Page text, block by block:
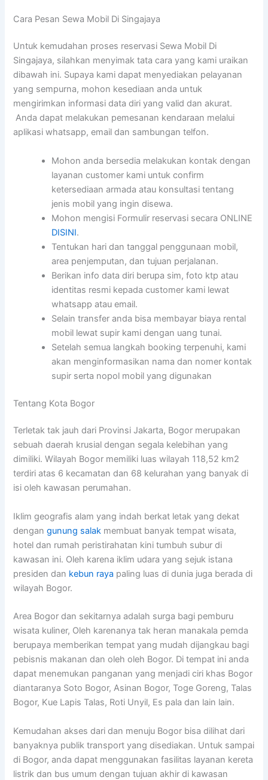
Cara Pesan Sewa Mobil Di Singajaya
Untuk kemudahan proses reservasi Sewa Mobil Di
Singajaya, silahkan menyimak tata cara yang kami uraikan
dibawah ini. Supaya kami dapat menyediakan pelayanan
yang sempurna, mohon kesediaan anda untuk
mengirimkan informasi data diri yang valid dan akurat.
Anda dapat melakukan pemesanan kendaraan melalui
aplikasi whatsapp, email dan sambungan telfon.
Mohon anda bersedia melakukan kontak dengan
layanan customer kami untuk confirm
ketersediaan armada atau konsultasi tentang
jenis mobil yang ingin disewa.
Mohon mengisi Formulir reservasi secara ONLINE
DISINI.
Tentukan hari dan tanggal penggunaan mobil,
area penjemputan, dan tujuan perjalanan.
Berikan info data diri berupa sim, foto ktp atau
identitas resmi kepada customer kami lewat
whatsapp atau email.
Selain transfer anda bisa membayar biaya rental
mobil lewat supir kami dengan uang tunai.
Setelah semua langkah booking terpenuhi, kami
akan menginformasikan nama dan nomer kontak
supir serta nopol mobil yang digunakan
Tentang Kota Bogor
Terletak tak jauh dari Provinsi Jakarta, Bogor merupakan
sebuah daerah krusial dengan segala kelebihan yang
dimiliki. Wilayah Bogor memiliki luas wilayah 118,52 km2
terdiri atas 6 kecamatan dan 68 kelurahan yang banyak di
isi oleh kawasan perumahan.
Iklim geografis alam yang indah berkat letak yang dekat
dengangunung salak membuat banyak tempat wisata,
hotel dan rumah peristirahatan kini tumbuh subur di
kawasan ini. Oleh karena iklim udara yang sejuk istana
presiden dan kebun raya paling luas di dunia juga berada di
wilayah Bogor.
Area Bogor dan sekitarnya adalah surga bagi pemburu
wisata kuliner, Oleh karenanya tak heran manakala pemda
berupaya memberikan tempat yang mudah dijangkau bagi
pebisnis makanan dan oleh oleh Bogor. Di tempat ini anda
dapat menemukan panganan yang menjadi ciri khas Bogor
diantaranya Soto Bogor, Asinan Bogor, Toge Goreng, Talas
Bogor, Kue Lapis Talas, Roti Unyil, Es pala dan lain lain.
Kemudahan akses dari dan menuju Bogor bisa dilihat dari
banyaknya publik transport yang disediakan. Untuk sampai
di Bogor, anda dapat menggunakan fasilitas layanan kereta
listrik dan bus umum dengan tujuan akhir di kawasan